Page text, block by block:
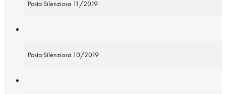
Posta Silenziosa 11/2019
Posta Silenziosa 10/2019